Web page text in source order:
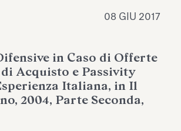
inaugura la
08 GIU 2017
in Caso di Offerte
Acquisto e Passivity
Italiana, in Il
2004, Parte Seconda,